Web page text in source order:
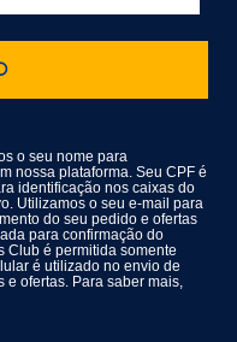
o seu nome para
nossa plataforma. Seu CPF é
identificação nos caixas do
Utilizamos o seu e-mail para
do seu pedido e ofertas
para confirmação do
Club é permitida somente
é utilizado no envio de
ofertas. Para saber mais,